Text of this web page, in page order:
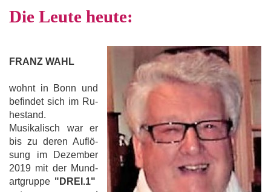
Die Leute heute:
FRANZ WAHL
wohnt in Bonn und
befindet sich im Ru-
hestand.
Musikalisch war er
bis zu deren Auflö-
sung im Dezember
2019 mit der Mund-
artgruppe "DREI.1"